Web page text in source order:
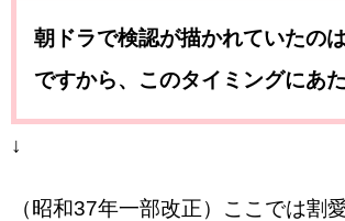
朝ドラで検認が描かれていたの
ですから、このタイミングにあた
↓
（昭和37年一部改正）ここでは割